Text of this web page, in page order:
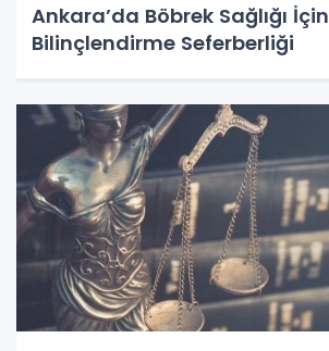
Ankara’da Böbrek Sağlığı İçin
Bilinçlendirme Seferberliği